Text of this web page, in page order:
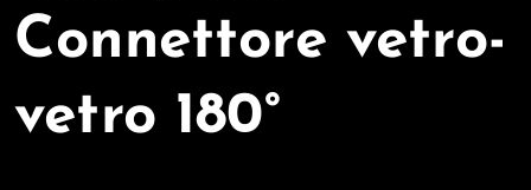
Connettore vetro-
vetro 180°